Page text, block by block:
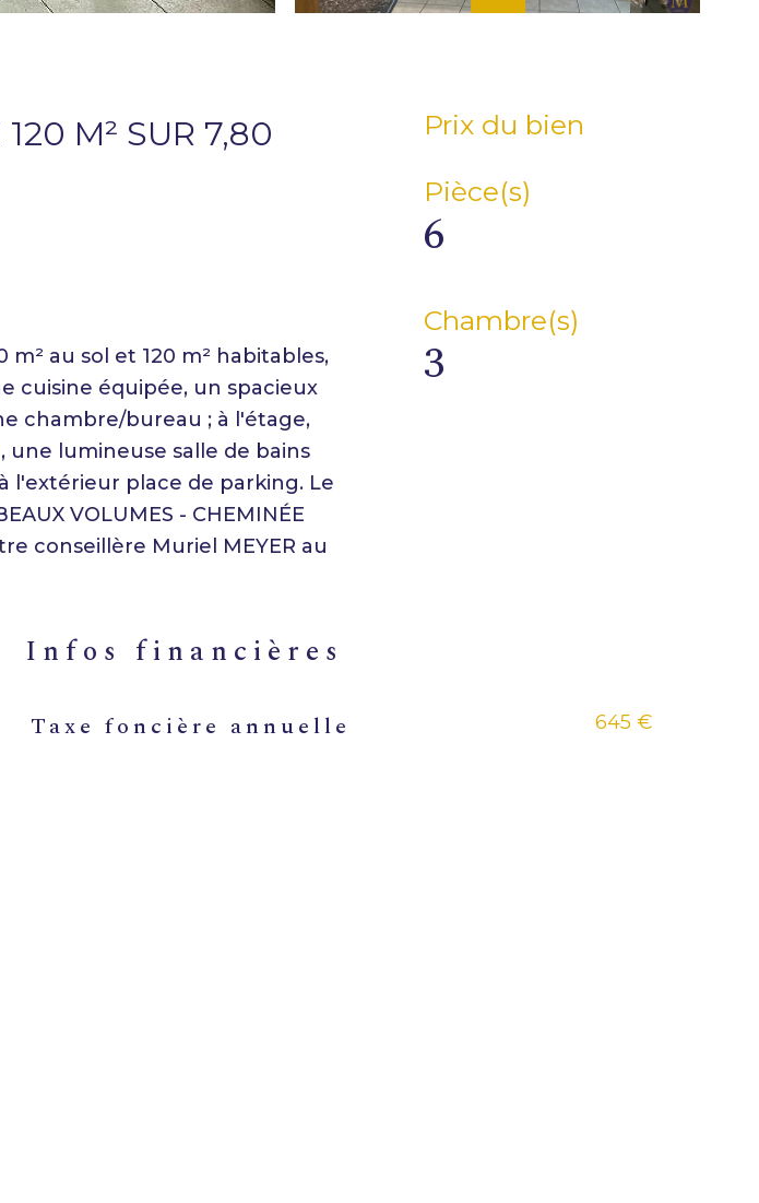
M² SUR 7,80
au sol et 120 m² habitables,
cuisine équipée, un spacieux
chambre/bureau ; à l'étage,
lumineuse salle de bains
l'extérieur place de parking. Le
VOLUMES - CHEMINÉE
conseillère Muriel MEYER au
Prix du bien
Pièce(s)
6
Chambre(s)
3
infos financières
Caractéristiques Valeurs
Taxe foncière annuelle 645 €